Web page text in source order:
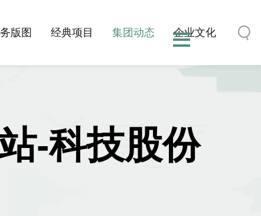
版图 经典项目 集团动态 企业文化
-科技股份